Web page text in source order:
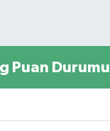
Puan Durumu